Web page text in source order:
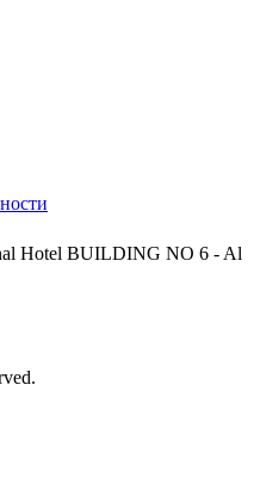
Hotel BUILDING NO 6 - Al